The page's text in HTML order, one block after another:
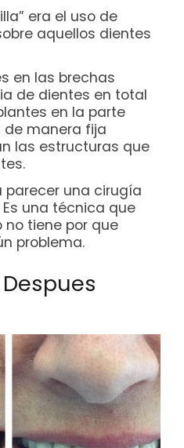
CITAera el uso de
aquellos dientes
en las brechas
de dientes en total
en la parte
de manera fija
las estructuras que
parecer una cirugía
una técnica que
no tiene por que
problema.